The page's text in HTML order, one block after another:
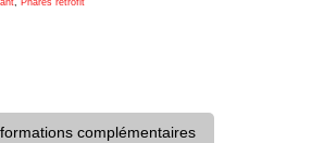
complémentaires